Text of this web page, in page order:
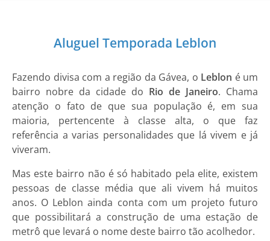
Aluguel Temporada Leblon
Fazendo divisa com a região da Gávea, o Leblon é um
bairro nobre da cidade do Rio de Janeiro. Chama
atenção o fato de que sua população é, em sua
maioria, pertencente à classe alta, o que faz
referência a varias personalidades que lá vivem e já
viveram.
Mas este bairro não é só habitado pela elite, existem
pessoas de classe média que ali vivem há muitos
anos. O Leblon ainda conta com um projeto futuro
que possibilitará a construção de uma estação de
metrô que levará o nome deste bairro tão acolhedor.